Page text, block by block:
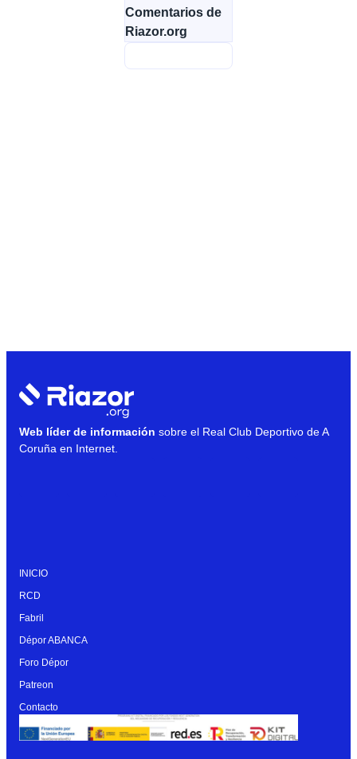
Comentarios de
Riazor.org
Web líder de información sobre el Real Club Deportivo de A
Coruña en Internet.
INICIO
RCD
Fabril
Dépor ABANCA
Foro Dépor
Patreon
Contacto